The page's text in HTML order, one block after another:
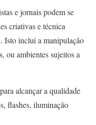
e jornais podem se
criativas e técnica
Isto inclui a manipulação
ou ambientes sujeitos a
alcançar a qualidade
flashes, iluminação